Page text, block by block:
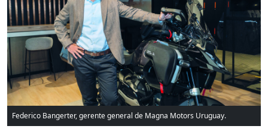
Federico Bangerter, gerente general de Magna Motors Uruguay.